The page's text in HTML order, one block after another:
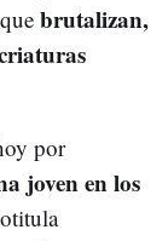
brutalizan,
por
joven en los